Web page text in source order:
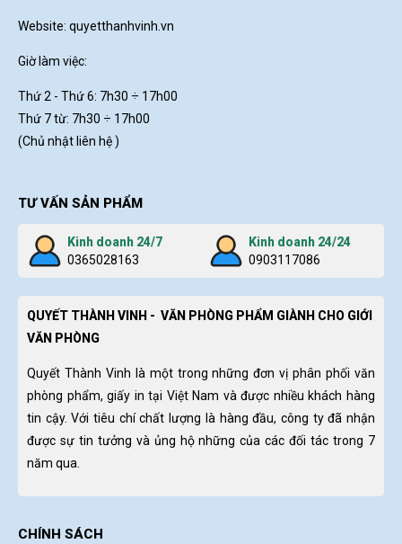
Website: quyetthanhvinh.vn
Giờ làm việc:
Thứ 2 - Thứ 6: 7h30 ÷ 17h00
Thứ 7 từ: 7h30 ÷ 17h00
(Chủ nhật liên hệ )
TƯ VẤN SẢN PHẨM
Kinh doanh 24/7
0365028163
Kinh doanh 24/24
0903117086
QUYẾT THÀNH VINH - VĂN PHÒNG PHẨM GIÀNH CHO GIỚI
VĂN PHÒNG
Quyết Thành Vinh là một trong những đơn vị phân phối văn
phòng phẩm, giấy in tại Việt Nam và được nhiều khách hàng
tin cậy. Với tiêu chí chất lượng là hàng đầu, công ty đã nhận
được sự tin tưởng và ủng hộ những của các đối tác trong 7
năm qua.
CHÍNH SÁCH